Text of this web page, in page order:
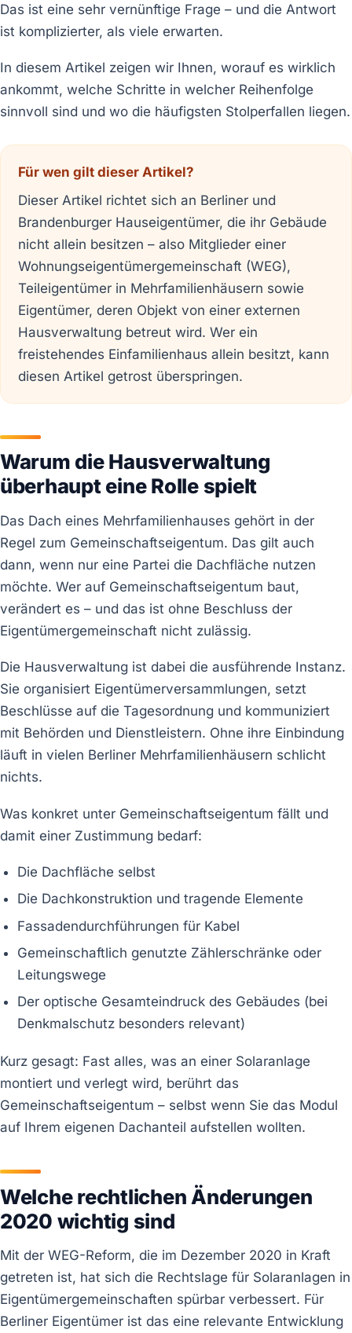
Das ist eine sehr vernünftige Frage – und die Antwort
ist komplizierter, als viele erwarten.
In diesem Artikel zeigen wir Ihnen, worauf es wirklich
ankommt, welche Schritte in welcher Reihenfolge
sinnvoll sind und wo die häufigsten Stolperfallen liegen.
Für wen gilt dieser Artikel?
Dieser Artikel richtet sich an Berliner und
Brandenburger Hauseigentümer, die ihr Gebäude
nicht allein besitzen – also Mitglieder einer
Wohnungseigentümergemeinschaft (WEG),
Teileigentümer in Mehrfamilienhäusern sowie
Eigentümer, deren Objekt von einer externen
Hausverwaltung betreut wird. Wer ein
freistehendes Einfamilienhaus allein besitzt, kann
diesen Artikel getrost überspringen.
Warum die Hausverwaltung
überhaupt eine Rolle spielt
Das Dach eines Mehrfamilienhauses gehört in der
Regel zum Gemeinschaftseigentum. Das gilt auch
dann, wenn nur eine Partei die Dachfläche nutzen
möchte. Wer auf Gemeinschaftseigentum baut,
verändert es – und das ist ohne Beschluss der
Eigentümergemeinschaft nicht zulässig.
Die Hausverwaltung ist dabei die ausführende Instanz.
Sie organisiert Eigentümerversammlungen, setzt
Beschlüsse auf die Tagesordnung und kommuniziert
mit Behörden und Dienstleistern. Ohne ihre Einbindung
läuft in vielen Berliner Mehrfamilienhäusern schlicht
nichts.
Was konkret unter Gemeinschaftseigentum fällt und
damit einer Zustimmung bedarf:
Die Dachfläche selbst
Die Dachkonstruktion und tragende Elemente
Fassadendurchführungen für Kabel
Gemeinschaftlich genutzte Zählerschränke oder
Leitungswege
Der optische Gesamteindruck des Gebäudes (bei
Denkmalschutz besonders relevant)
Kurz gesagt: Fast alles, was an einer Solaranlage
montiert und verlegt wird, berührt das
Gemeinschaftseigentum – selbst wenn Sie das Modul
auf Ihrem eigenen Dachanteil aufstellen wollten.
Welche rechtlichen Änderungen
2020 wichtig sind
Mit der WEG-Reform, die im Dezember 2020 in Kraft
getreten ist, hat sich die Rechtslage für Solaranlagen in
Eigentümergemeinschaften spürbar verbessert. Für
Berliner Eigentümer ist das eine relevante Entwicklung